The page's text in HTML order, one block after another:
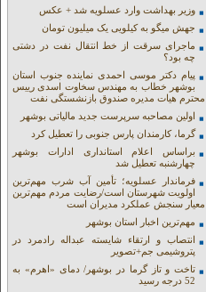
وزیر بهداشت وارد عسلویه شد + عکس
جهش میگو به کیلویی یک میلیون تومان
ماجرای سرقت از خط انتقال نفت در دشتی
چه بود؟
پیام دکتر موسی احمدی نماینده جنوب استان
بوشهر خطاب به مهندس سخاوت اسدی رییس
محترم هیات مدیره صندوق بازنشستگی نفت
اولین مصاحبه سرپرست جدید مالیاتی بوشهر
گرما، کارمندان پارس جنوبی را تعطیل کرد
براساس اعلام استانداری ادارات بوشهر
چهارشنبه تعطیل شد
فرماندار عسلویه؛ تأمین آب شرب مهم‌ترین
اولویت شهرستان است/رضایت مردم مهم‌ترین
معیار سنجش عملکرد مدیران است
مهم‌ترین اخبار استان بوشهر
انتصاب و ارتقاء شایسته عبداله رادمرد در
پتروشیمی جم+تصویر
تاخت و تاز گرما در بوشهر/ دمای «اهرم» به
52 درجه رسید